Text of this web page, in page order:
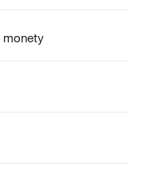
monety